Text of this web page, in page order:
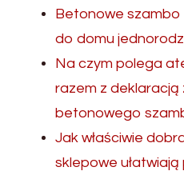
Betonowe
do domu
Na czym polega
razem z deklaracją
betonowego
Jak właściwie
sklepowe